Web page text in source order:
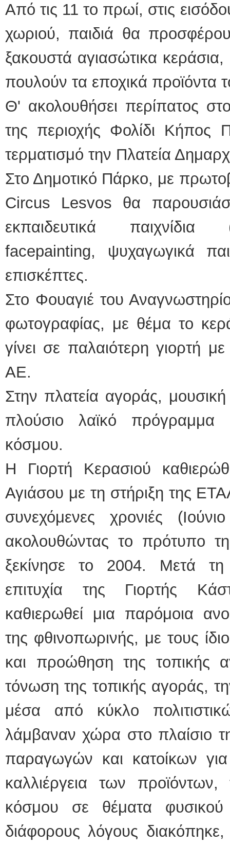
Από τις 11 το πρωί, στις
χωριού, παιδιά θα
ξακουστά αγιασώτικα
πουλούν τα εποχικά προϊόντα
Θ' ακολουθήσει περίπατος
της περιοχής Φολίδι Κήπος
τερματισμό την Πλατεία
Στο Δημοτικό Πάρκο, με
Circus Lesvos θα
εκπαιδευτικά παιχνίδια
facepainting, ψυχαγωγικά
επισκέπτες.
Στο Φουαγιέ του
φωτογραφίας, με θέμα το
γίνει σε παλαιότερη γιορτή
ΑΕ.
Στην πλατεία αγοράς,
πλούσιο λαϊκό
κόσμου.
Η Γιορτή Κερασιού
Αγιάσου με τη στήριξη της
συνεχόμενες χρονιές
ακολουθώντας το πρότυπο
ξεκίνησε το 2004. Μετά
επιτυχία της Γιορτής
καθιερωθεί μια παρόμοια
της φθινοπωρινής, με τους
και προώθηση της τοπικής
τόνωση της τοπικής αγοράς,
μέσα από κύκλο
λάμβαναν χώρα στο πλαίσιο
παραγωγών και κατοίκων
καλλιέργεια των
κόσμου σε θέματα φυσικού
διάφορους λόγους